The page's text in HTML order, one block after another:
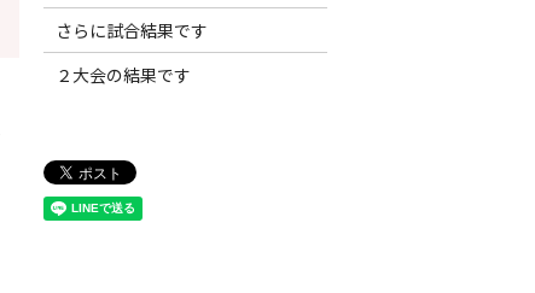
さらに試合結果です
２大会の結果です